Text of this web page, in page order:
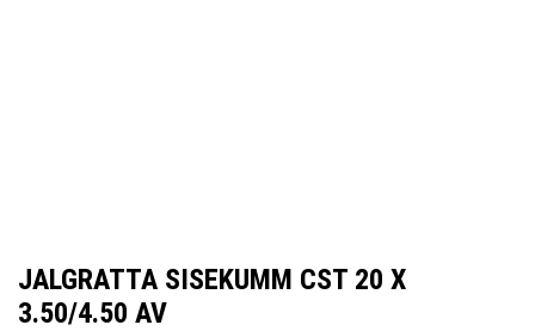
JALGRATTA SISEKUMM CST 20 X
3.50/4.50 AV